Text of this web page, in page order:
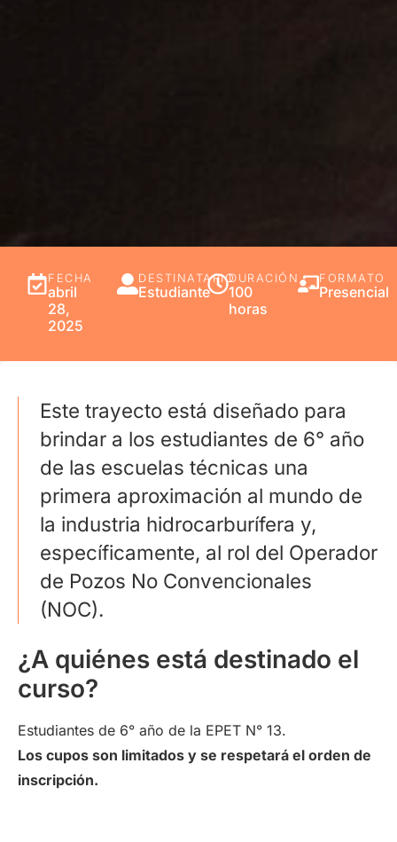
FECHA
abril
28,
2025
DESTINATARIO
Estudiante
DURACIÓN
100
horas
FORMATO
Presencial
Este trayecto está diseñado para
brindar a los estudiantes de 6° año
de las escuelas técnicas una
primera aproximación al mundo de
la industria hidrocarburífera y,
específicamente, al rol del Operador
de Pozos No Convencionales
(NOC).
¿A quiénes está destinado el
curso?
Estudiantes de 6° año de la EPET N° 13.
Los cupos son limitados y se respetará el orden de
inscripción.